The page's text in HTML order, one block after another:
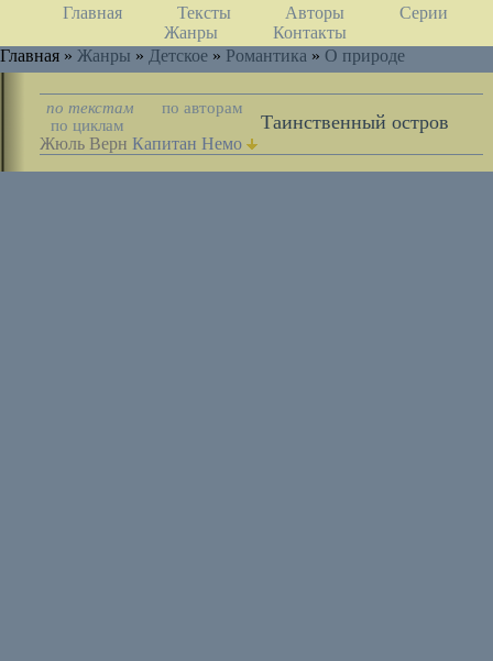
Главная Тексты Авторы
Серии
Жанры
Контакты
Главная » Жанры » Детское » Романтика » О природе
по текстам
по авторам
по циклам
Таинственный остров
Жюль Верн Капитан Немо